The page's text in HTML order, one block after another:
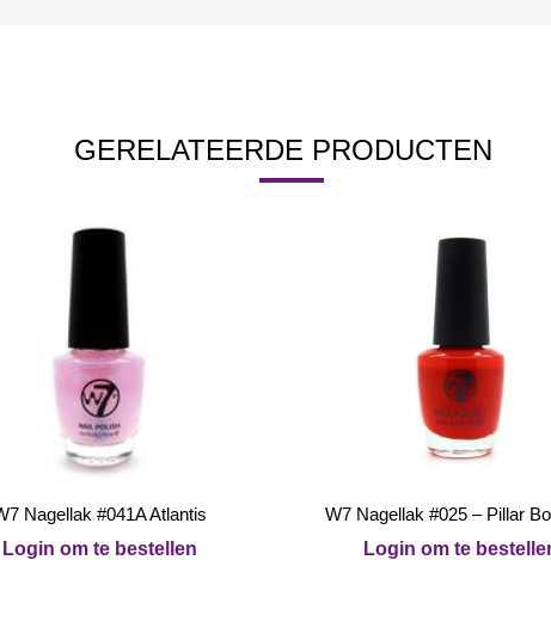
GERELATEERDE PRODUCTEN
Nagellak #041A Atlantis
Login om te bestellen
W7 Nagellak #025 – Pillar
Login om te